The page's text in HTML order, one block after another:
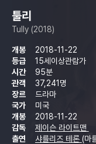
툴리
Tully (2018)
개봉
2018-11-22
등급
15세이상관람가
시간
95분
관객
37,241명
장르
드라마
국가
미국
개봉
2018-11-22
감독
제이슨 라이트맨
출연
샤를리즈 테론 (마